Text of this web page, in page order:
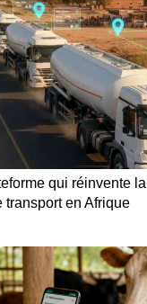
qui réinvente
transport en Afrique